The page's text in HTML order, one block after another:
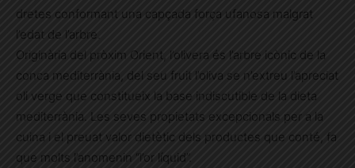
dretes conformant una capçada força ufanosa malgrat
l’edat de l’arbre.
Originària del pròxim Orient, l’olivera és l’arbre icònic de la
conca mediterrània, del seu fruit l’oliva se n’extreu l’apreciat
oli verge que constitueix la base indiscutible de la dieta
mediterrània. Les seves propietats excepcionals per a la
cuina i el preuat valor dietètic dels productes que conté, fa
que molts l’anomenin “l’or líquid”.